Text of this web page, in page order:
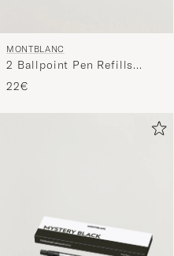
MONTBLANC
2 Ballpoint Pen Refills
Modena Red
22€